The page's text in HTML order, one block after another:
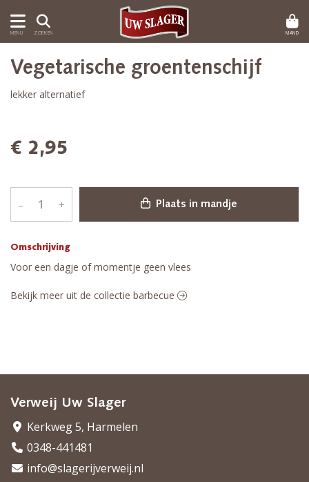
MENU ZOEKEN MAND
Omschrijving
Voor een dagje of momentje geen vlees
Vegetarische groentenschijf
lekker alternatief
€ 2,95
– + Plaats in mandje
Bekijk meer uit de collectie barbecue
Verweij Uw Slager
Kerkweg 5, Harmelen
0348-441481
info@slagerijverweij.nl